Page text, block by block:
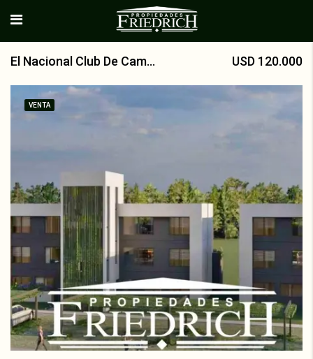
El Nacional Club De Campo. VENTA USD 120.000
VENTA